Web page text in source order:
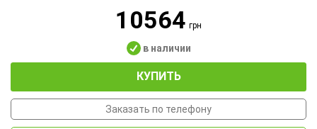
10564грн
в наличии
КУПИТЬ
Заказать по телефону